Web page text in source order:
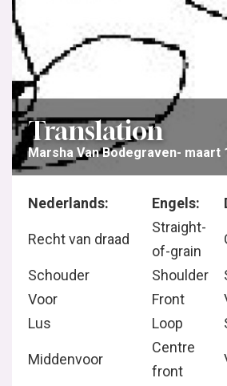
Translation
Marsha Van Bodegraven maart
Nederlands: Engels:
Recht van draad
Straight-
of-grain
Schouder Shoulder
Voor
Front
Lus
Loop
Middenvoor
Centre
front